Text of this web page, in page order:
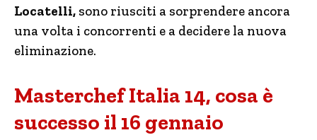
Locatelli, sono riusciti a sorprendere ancora
una volta i concorrenti e a decidere la nuova
eliminazione.
Masterchef Italia 14, cosa è
successo il 16 gennaio